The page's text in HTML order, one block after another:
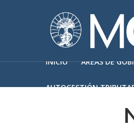
INICIO ÁREAS DE
AUTOGESTIÓN